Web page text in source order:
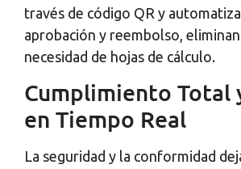
través de código QR y
aprobación y reembolso,
necesidad de hojas de cálculo.
Cumplimiento Total
en Tiempo Real
La seguridad y la conformidad